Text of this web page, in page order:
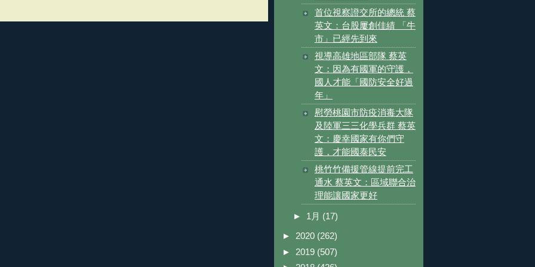
首位視察證交所的總統 蔡
英文：台股屢創佳績 「牛
市」已經先到來
視導高雄地區部隊 蔡英
文：因為有國軍的守護，
國人才能「國防安全好過
年」
慰勞桃園市防疫消毒大隊
及陸軍三三化學兵群 蔡英
文：慶幸國家有你們守
護，才能國泰民安
桃竹竹備援管線提前完工
通水 蔡英文：區域聯合治
理能讓國家更好
► 1月 (17)
► 2020 (262)
► 2019 (507)